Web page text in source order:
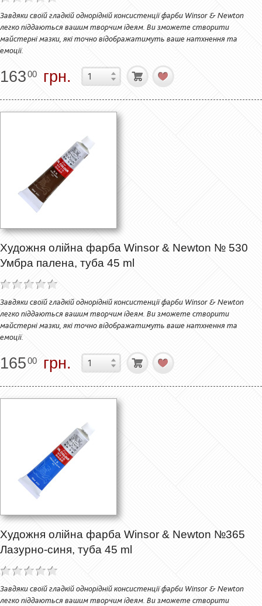
Завдяки своїй гладкій однорідній консистенції фарби Winsor & Newton
легко піддаються вашим творчим ідеям. Ви зможете створити
майстерні мазки, які точно відображатимуть ваше натхнення та
емоції.
16300 грн.
Художня олійна фарба Winsor & Newton № 530
Умбра палена, туба 45 ml
Завдяки своїй гладкій однорідній консистенції фарби Winsor & Newton
легко піддаються вашим творчим ідеям. Ви зможете створити
майстерні мазки, які точно відображатимуть ваше натхнення та
емоції.
16500 грн.
Художня олійна фарба Winsor & Newton №365
Лазурно-синя, туба 45 ml
Завдяки своїй гладкій однорідній консистенції фарби Winsor & Newton
легко піддаються вашим творчим ідеям. Ви зможете створити